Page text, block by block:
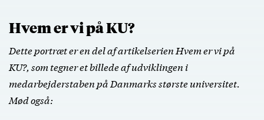
Hvem er vi på KU?
Dette portræt er en del af artikelserien Hvem er vi på
KU?, som tegner et billede af udviklingen i
medarbejderstaben på Danmarks største universitet.
Mød også: